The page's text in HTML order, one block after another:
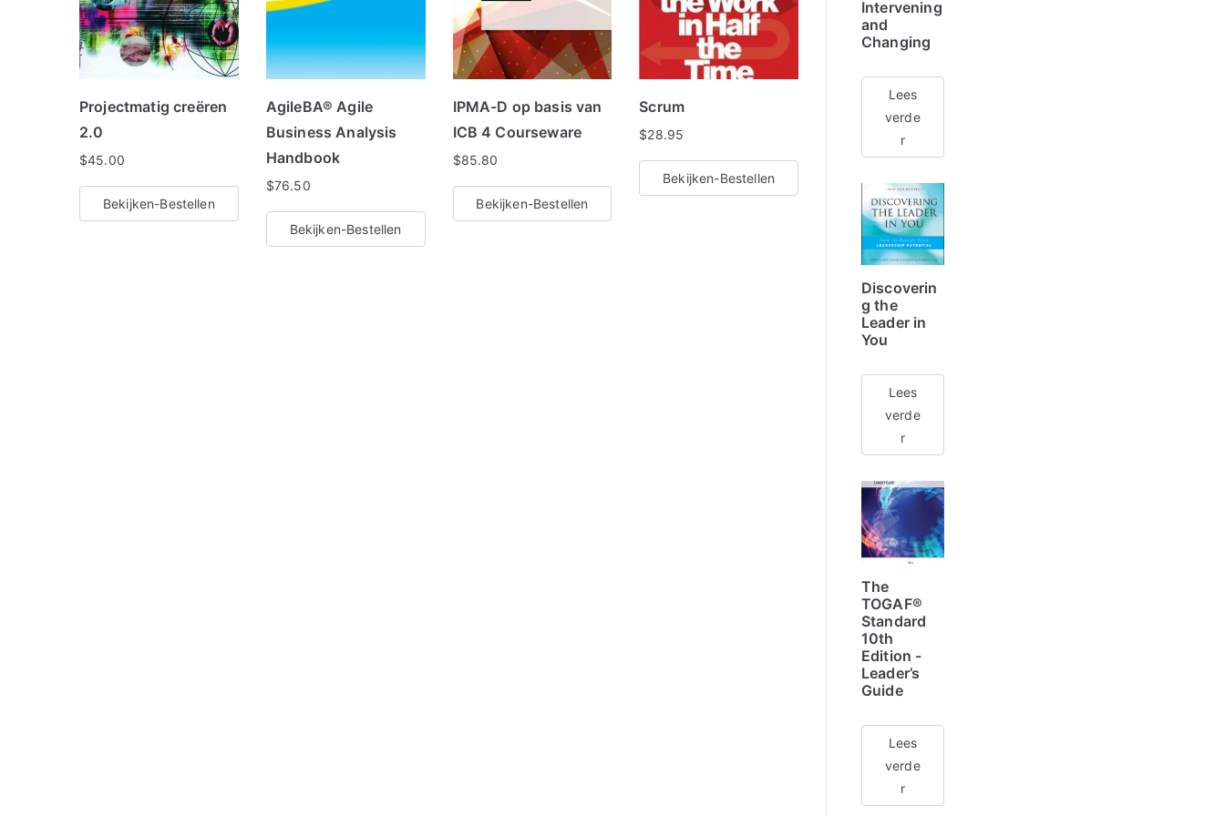
Projectmatig creëren
2.0
$45.00
Bekijken-Bestellen
AgileBA® Agile
Business Analysis
Handbook
$76.50
Bekijken-Bestellen
IPMA-D op basis van
ICB 4 Courseware
$85.80
Bekijken-Bestellen
Scrum
$28.95
Bekijken-Bestellen
Intervening
and
Changing
Lees
verde
r
Discoverin
g the
Leader in
You
Lees
verde
r
The
TOGAF®
Standard
10th
Edition -
Leader’s
Guide
Lees
verde
r